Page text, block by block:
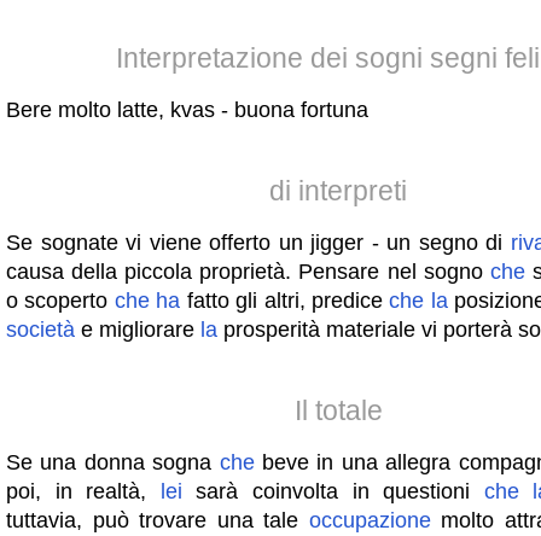
Interpretazione dei sogni segni
Bere molto latte, kvas - buona fortuna
di interpreti
Se sognate vi viene offerto un jigger - un segno di
causa della piccola proprietà. Pensare nel sogno che
o scoperto che ha fatto gli altri, prediceche la
società e migliorare la prosperità materiale vi porterà
Il totale
Se una donna sogna chebeve in una allegra
poi, in realtà,
lei sarà coinvolta in questioni che
tuttavia, può trovare una tale occupazionemolto